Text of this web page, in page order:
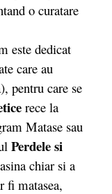
o curatare
este dedicat
care au
pentru care se
rece la
Matase sau
Perdele si
chiar si a
fi matasea,